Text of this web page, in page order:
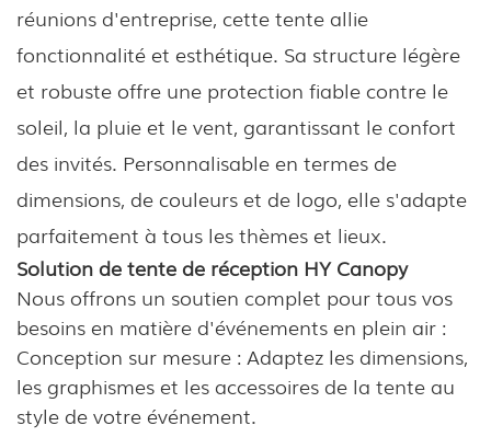
réunions d'entreprise, cette tente allie
fonctionnalité et esthétique. Sa structure légère
et robuste offre une protection fiable contre le
soleil, la pluie et le vent, garantissant le confort
des invités. Personnalisable en termes de
dimensions, de couleurs et de logo, elle s'adapte
parfaitement à tous les thèmes et lieux.
Solution de tente de réception HY Canopy
Nous offrons un soutien complet pour tous vos
besoins en matière d'événements en plein air :
Conception sur mesure : Adaptez les dimensions,
les graphismes et les accessoires de la tente au
style de votre événement.